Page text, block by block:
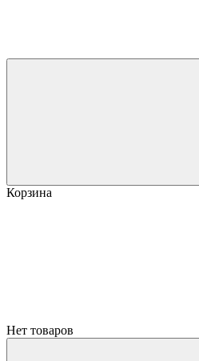
Корзина
Нет товаров